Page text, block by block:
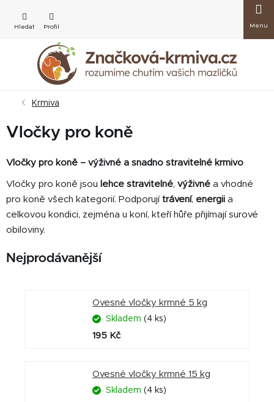
obsah
košík
Krmiva
Vločky pro koně
Vločky pro koně – výživné a snadno stravitelné krmivo
Vločky pro koně jsou lehce stravitelné, výživné a vhodné
pro koně všech kategorií. Podporují trávení, energii a
celkovou kondici, zejména u koní, kteří hůře přijímají surové
obiloviny.
Nejprodávanější
Ovesné vločky krmné 5 kg
Skladem (4 ks)
195 Kč
Ovesné vločky krmné 15 kg
Skladem (4 ks)